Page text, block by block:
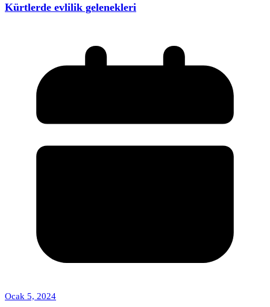
Kürtlerde evlilik gelenekleri
Ocak 5, 2024